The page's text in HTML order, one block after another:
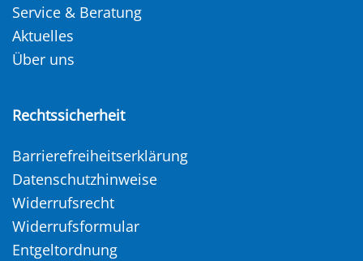
Service & Beratung
Aktuelles
Über uns
Rechtssicherheit
Barrierefreiheitserklärung
Datenschutzhinweise
Widerrufsrecht
Widerrufsformular
Entgeltordnung